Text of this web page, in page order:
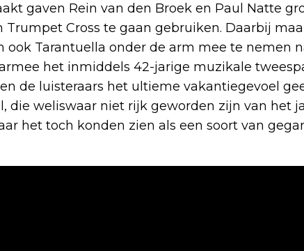
gaven Rein van den Broek en Paul Natte
Trumpet Cross te gaan gebruiken. Daarbij
Tarantuella onder de arm mee te nemen
het inmiddels 42-jarige muzikale
de luisteraars het ultieme vakantiegevoel
die weliswaar niet rijk geworden zijn van het
het toch konden zien als een soort van